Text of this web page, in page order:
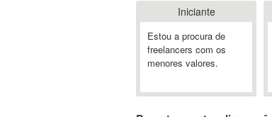
4D Dimension
802.11
A&P
A-GPS
Iniciante
Estou a procura de
freelancers com os
menores valores.